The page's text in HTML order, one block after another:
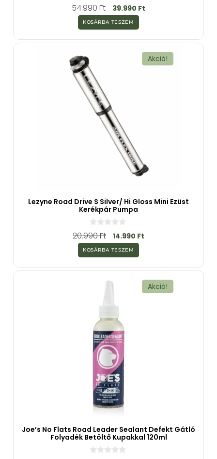
0
a
5
-
b
ő
54.990Ft 39.990 Ft
KOSÁRBA TESZEM
Akció!
Lezyne Road Drive S Silver/ Hi Gloss Mini Ezüst
Kerékpár Pumpa
0
a
5
-
b
ő
20.990Ft 14.990 Ft
KOSÁRBA TESZEM
Akció!
Joe’s No Flats Road Leader Sealant Defekt Gátló
Folyadék Betöltő Kupakkal 120ml